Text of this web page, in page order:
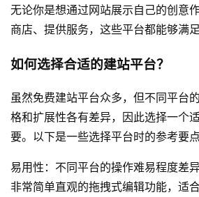
无论你是想通过网站展示自己的创意
商店、提供服务，这些平台都能够满
如何选择合适的建站平台？
虽然免费建站平台众多，但不同平台
格和扩展性各有差异，因此选择一个
要。以下是一些选择平台时的参考要点
易用性：不同平台的操作难易程度差
非常简单直观的拖拽式编辑功能，适